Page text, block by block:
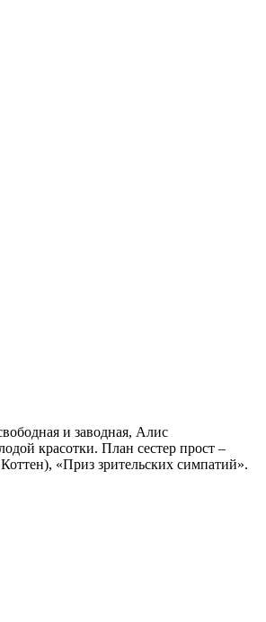
и заводная, Алис
красотки. План сестер прост –
«Приз зрительских симпатий».